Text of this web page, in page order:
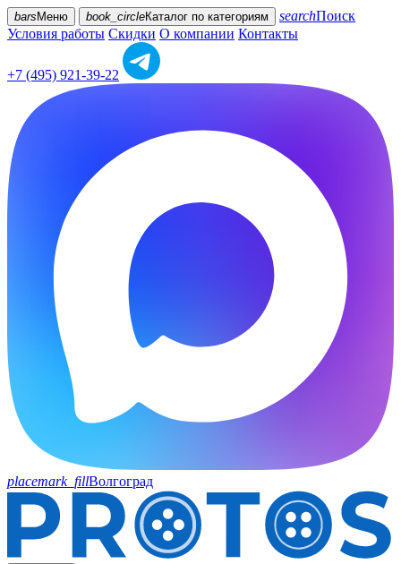
bars Меню book_circleКаталог по категориям searchПоиск
Условия работы Скидки О компании Контакты
+7 (495) 921-39-22
placemark_fillВолгоград